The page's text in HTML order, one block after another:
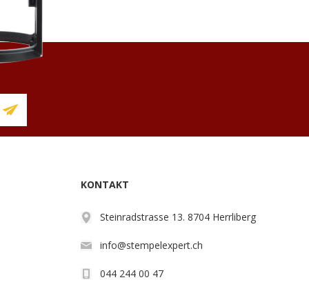
KONTAKT
Steinradstrasse 13. 8704 Herrliberg
info@stempelexpert.ch
044 244 00 47